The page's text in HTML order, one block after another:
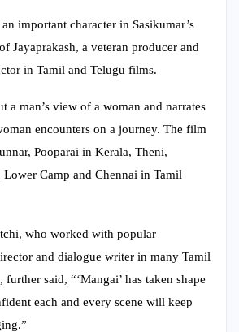
important character in Sasikumar’s
Jayaprakash, a veteran producer and
in Tamil and Telugu films.
a man’s view of a woman and narrates
encounters on a journey. The film
Pooparai in Kerala, Theni,
Camp and Chennai in Tamil
who worked with popular
and dialogue writer in many Tamil
said, “‘Mangai’ has taken shape
each and every scene will keep